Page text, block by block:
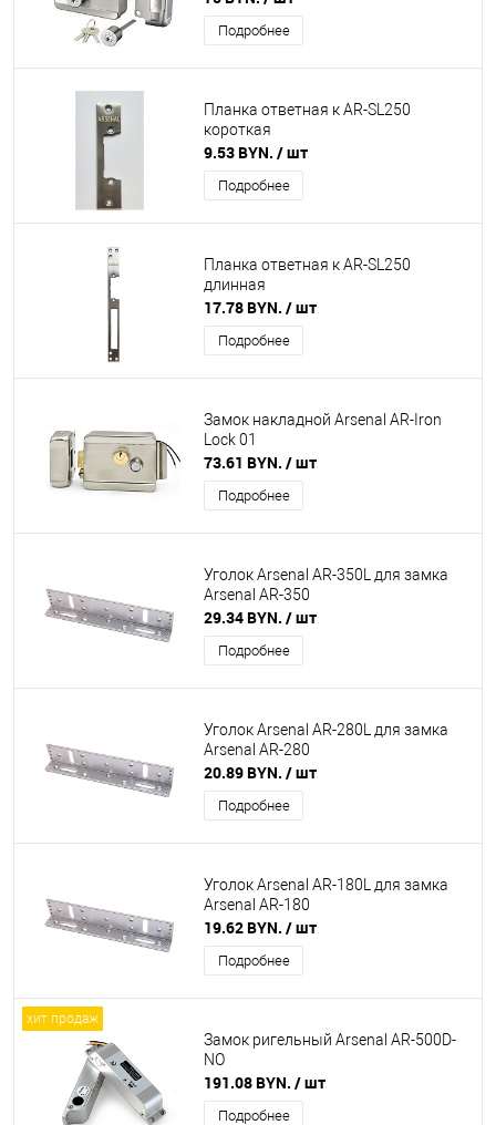
Подробнее
Планка ответная к AR-SL250
короткая
9.53 BYN. / шт
Подробнее
Планка ответная к AR-SL250
длинная
17.78 BYN. / шт
Подробнее
Замок накладной Arsenal AR-Iron
Lock 01
73.61 BYN. / шт
Подробнее
Уголок Arsenal AR-350L для замка
Arsenal AR-350
29.34 BYN. / шт
Подробнее
Уголок Arsenal AR-280L для замка
Arsenal AR-280
20.89 BYN. / шт
Подробнее
Уголок Arsenal AR-180L для замка
Arsenal AR-180
19.62 BYN. / шт
Подробнее
хит продаж
Замок ригельный Arsenal AR-500D-
NO
191.08 BYN. / шт
Подробнее